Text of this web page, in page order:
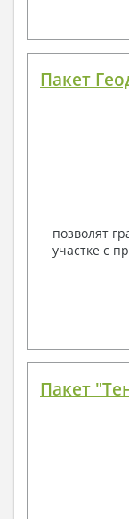
Пакет
позволят
участке с
Пакет